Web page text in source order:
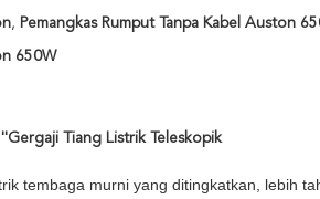
, Pemangkas Rumput Tanpa Kabel Auston
650W
Tiang Listrik Teleskopik
tembaga murni yang ditingkatkan, lebih